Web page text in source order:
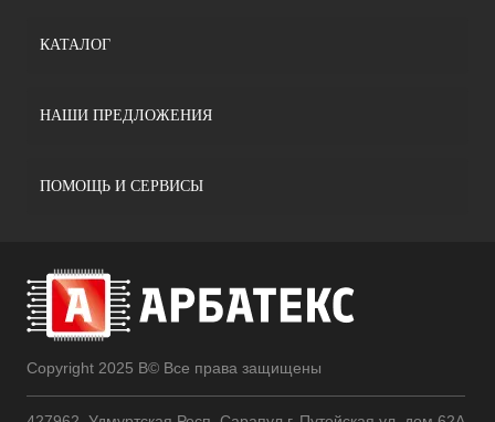
КАТАЛОГ
НАШИ ПРЕДЛОЖЕНИЯ
ПОМОЩЬ И СЕРВИСЫ
Copyright 2025 В© Все права защищены